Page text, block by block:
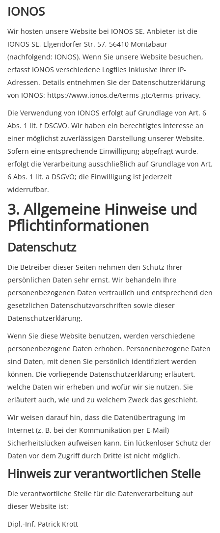
IONOS
Wir hosten unsere Website bei IONOS SE. Anbieter ist die
IONOS SE, Elgendorfer Str. 57, 56410 Montabaur
(nachfolgend: IONOS). Wenn Sie unsere Website besuchen,
erfasst IONOS verschiedene Logfiles inklusive Ihrer IP-
Adressen. Details entnehmen Sie der Datenschutzerklärung
von IONOS: https://www.ionos.de/terms-gtc/terms-privacy.
Die Verwendung von IONOS erfolgt auf Grundlage von Art. 6
Abs. 1 lit. f DSGVO. Wir haben ein berechtigtes Interesse an
einer möglichst zuverlässigen Darstellung unserer Website.
Sofern eine entsprechende Einwilligung abgefragt wurde,
erfolgt die Verarbeitung ausschließlich auf Grundlage von Art.
6 Abs. 1 lit. a DSGVO; die Einwilligung ist jederzeit
widerrufbar.
3. Allgemeine Hinweise und
Pflicht­informationen
Datenschutz
Die Betreiber dieser Seiten nehmen den Schutz Ihrer
persönlichen Daten sehr ernst. Wir behandeln Ihre
personenbezogenen Daten vertraulich und entsprechend den
gesetzlichen Datenschutzvorschriften sowie dieser
Datenschutzerklärung.
Wenn Sie diese Website benutzen, werden verschiedene
personenbezogene Daten erhoben. Personenbezogene Daten
sind Daten, mit denen Sie persönlich identifiziert werden
können. Die vorliegende Datenschutzerklärung erläutert,
welche Daten wir erheben und wofür wir sie nutzen. Sie
erläutert auch, wie und zu welchem Zweck das geschieht.
Wir weisen darauf hin, dass die Datenübertragung im
Internet (z. B. bei der Kommunikation per E-Mail)
Sicherheitslücken aufweisen kann. Ein lückenloser Schutz der
Daten vor dem Zugriff durch Dritte ist nicht möglich.
Hinweis zur verantwortlichen Stelle
Die verantwortliche Stelle für die Datenverarbeitung auf
dieser Website ist:
Dipl.-Inf. Patrick Krott